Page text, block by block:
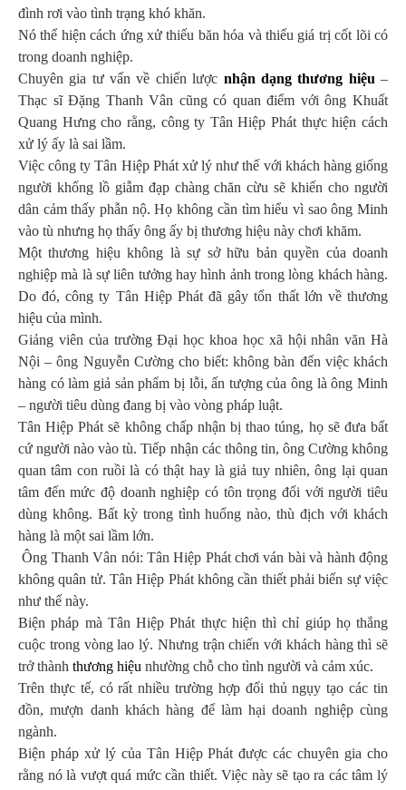
đình rơi vào tình trạng khó khăn.
Nó thể hiện cách ứng xử thiếu băn hóa và thiếu giá trị cốt lõi có
trong doanh nghiệp.
Chuyên gia tư vấn về chiến lược nhận dạng thương hiệu –
Thạc sĩ Đặng Thanh Vân cũng có quan điểm với ông Khuất
Quang Hưng cho rằng, công ty Tân Hiệp Phát thực hiện cách
xử lý ấy là sai lầm.
Việc công ty Tân Hiệp Phát xử lý như thế với khách hàng giống
người khổng lồ giẫm đạp chàng chăn cừu sẽ khiến cho người
dân cảm thấy phẫn nộ. Họ không cần tìm hiểu vì sao ông Minh
vào tù nhưng họ thấy ông ấy bị thương hiệu này chơi khăm.
Một thương hiệu không là sự sở hữu bản quyền của doanh
nghiệp mà là sự liên tưởng hay hình ảnh trong lòng khách hàng.
Do đó, công ty Tân Hiệp Phát đã gây tổn thất lớn về thương
hiệu của mình.
Giảng viên của trường Đại học khoa học xã hội nhân văn Hà
Nội – ông Nguyễn Cường cho biết: không bàn đến việc khách
hàng có làm giả sản phẩm bị lỗi, ấn tượng của ông là ông Minh
– người tiêu dùng đang bị vào vòng pháp luật.
Tân Hiệp Phát sẽ không chấp nhận bị thao túng, họ sẽ đưa bất
cứ người nào vào tù. Tiếp nhận các thông tin, ông Cường không
quan tâm con ruồi là có thật hay là giả tuy nhiên, ông lại quan
tâm đến mức độ doanh nghiệp có tôn trọng đối với người tiêu
dùng không. Bất kỳ trong tình huống nào, thù địch với khách
hàng là một sai lầm lớn.
Ông Thanh Vân nói: Tân Hiệp Phát chơi ván bài và hành động
không quân tử. Tân Hiệp Phát không cần thiết phải biến sự việc
như thế này.
Biện pháp mà Tân Hiệp Phát thực hiện thì chỉ giúp họ thắng
cuộc trong vòng lao lý. Nhưng trận chiến với khách hàng thì sẽ
trở thành thương hiệu nhường chỗ cho tình người và cảm xúc.
Trên thực tế, có rất nhiều trường hợp đối thủ ngụy tạo các tin
đồn, mượn danh khách hàng để làm hại doanh nghiệp cùng
ngành.
Biện pháp xử lý của Tân Hiệp Phát được các chuyên gia cho
rằng nó là vượt quá mức cần thiết. Việc này sẽ tạo ra các tâm lý